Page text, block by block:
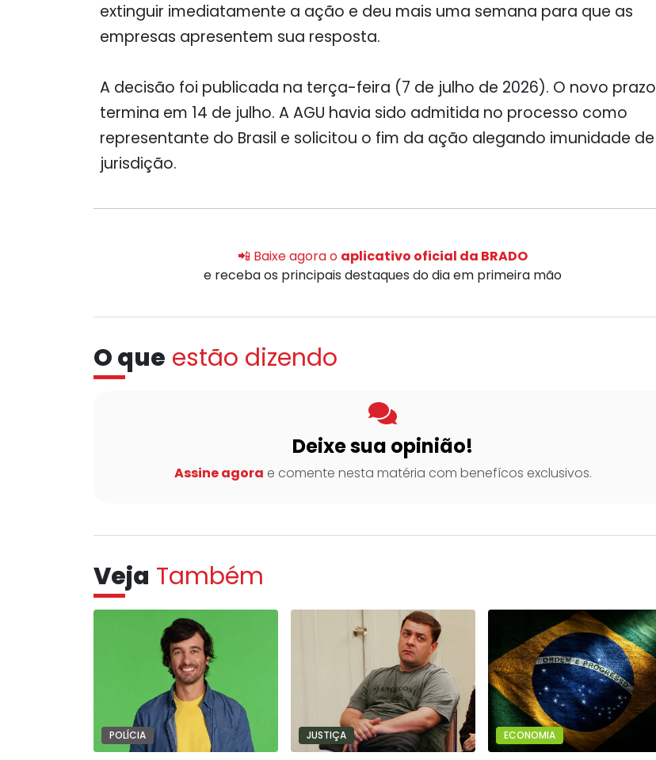
extinguir imediatamente a ação e deu mais uma semana para que as
empresas apresentem sua resposta.
A decisão foi publicada na terça-feira (7 de julho de 2026). O novo prazo
termina em 14 de julho. A AGU havia sido admitida no processo como
representante do Brasil e solicitou o fim da ação alegando imunidade de
jurisdição.
📲 Baixe agora o aplicativo oficial da BRADO
e receba os principais destaques do dia em primeira mão
O que estão dizendo
Deixe sua opinião!
Assine agora e comente nesta matéria com benefícos exclusivos.
Veja Também
POLÍCIA JUSTIÇA ECONOMIA